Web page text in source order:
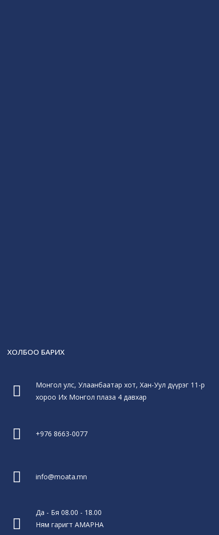
ХОЛБОО БАРИХ
Монгол улс, Улаанбаатар хот, Хан-Уул дүүрэг 11-р
хороо Их Монгол плаза 4 давхар
+976 8663-0077
info@moata.mn
Да - Бя 08.00 - 18.00
Ням гаригт АМАРНА